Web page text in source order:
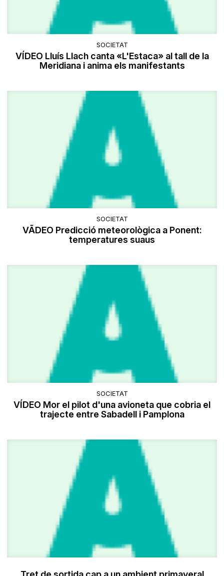
SOCIETAT
VÍDEO Lluís Llach canta «L'Estaca» al tall de la
Meridiana i anima els manifestants
SOCIETAT
VÃDEO Predicció meteorològica a Ponent:
temperatures suaus
SOCIETAT
VÍDEO Mor el pilot d'una avioneta que cobria el
trajecte entre Sabadell i Pamplona